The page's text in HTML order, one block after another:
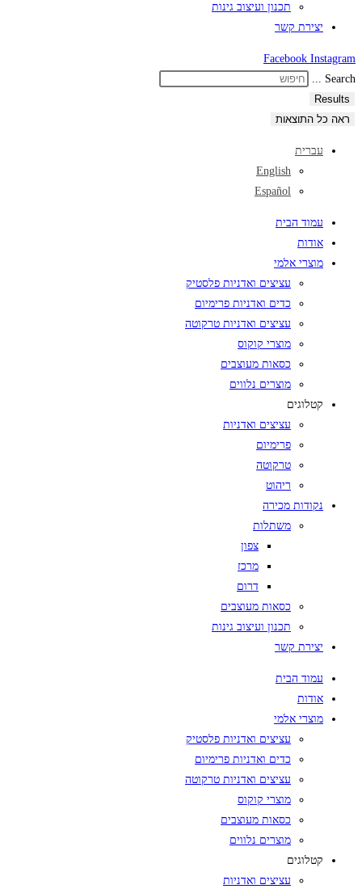
תכנון ועיצוב גינות
יצירת קשר
Facebook Instagram
Search ...
Results
ראה כל התוצאות
עברית
English
Español
עמוד הבית
אודות
מוצרי אלמי
עציצים ואדניות פלסטיק
כדים ואדניות פרימיום
עציצים ואדניות טרקוטה
מוצרי קוקוס
כסאות מעוצבים
מוצרים נלווים
קטלוגים
עציצים ואדניות
פרימיום
טרקוטה
ריהוט
נקודות מכירה
משתלות
צפון
מרכז
דרום
כסאות מעוצבים
תכנון ועיצוב גינות
יצירת קשר
עמוד הבית
אודות
מוצרי אלמי
עציצים ואדניות פלסטיק
כדים ואדניות פרימיום
עציצים ואדניות טרקוטה
מוצרי קוקוס
כסאות מעוצבים
מוצרים נלווים
קטלוגים
עציצים ואדניות